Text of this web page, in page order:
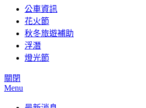
公車資訊
花火節
秋冬旅遊補助
浮潛
燈光節
關閉
Menu